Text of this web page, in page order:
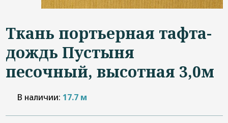
Ткань портьерная тафта-
дождь Пустыня
песочный, высотная 3,0м
В наличии: 17.7 м